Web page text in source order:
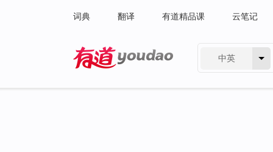
词典 翻译 有道精品课 云笔记
中英